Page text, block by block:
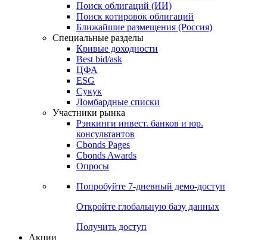
Облигации
Поиски
Поиск облигаций & Карты рынка
Поиск облигаций (ИИ)
Поиск котировок облигаций
Ближайшие размещения (Россия)
Специальные разделы
Кривые доходности
Best bid/ask
ЦФА
ESG
Сукук
Ломбардные списки
Участники рынка
Рэнкинги инвест. банков и юр.
Cbonds Pages
Опросы
Попробуйте7-дневный